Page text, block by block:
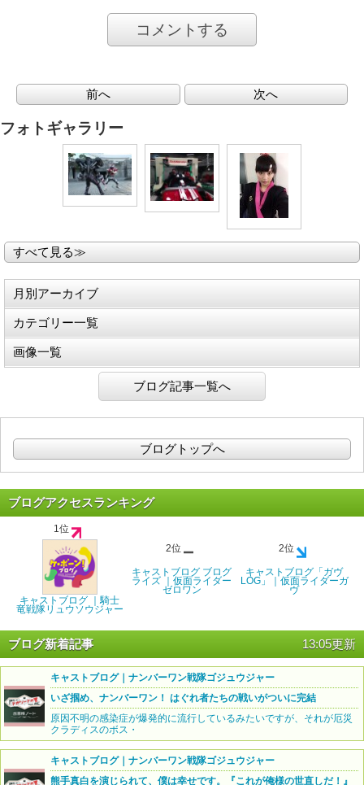
コメントする
前へ 次へ
フォトギャラリー
すべて見る≫
月別アーカイブ
カテゴリー一覧
画像一覧
ブログ記事一覧へ
ブログトップへ
ブログアクセスランキング
1位
キャストブログ ｜騎士
竜戦隊リュウソウジャー
2位
キャストブログ ブログ
ライズ ｜仮面ライダー
ゼロワン
2位
キャストブログ「ガヴ
LOG」｜仮面ライダーガ
ヴ
ブログ新着記事 13:05更新
キャストブログ｜ナンバーワン戦隊ゴジュウジャー
いざ掴め、ナンバーワン！ はぐれ者たちの戦いがついに完結
原因不明の感染症が爆発的に流行しているみたいですが、それが厄災
クラディスのボス・
キャストブログ｜ナンバーワン戦隊ゴジュウジャー
熊手真白を演じられて、僕は幸せです。『これが俺様の世直しだ！』